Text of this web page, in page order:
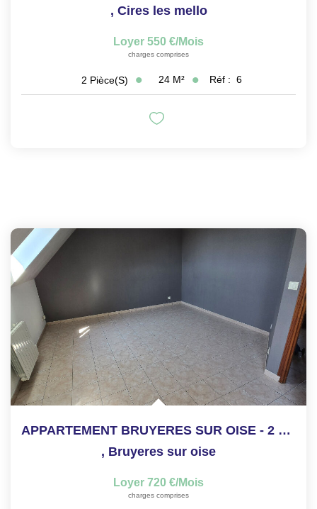
, Cires les mello
Loyer 550 €/mois
charges comprises
2 Pièce(s) 24 M² Réf : 6
APPARTEMENT BRUYERES SUR OISE - 2 PIECES - 37.36m²
, Bruyeres sur oise
Loyer 720 €/mois
charges comprises